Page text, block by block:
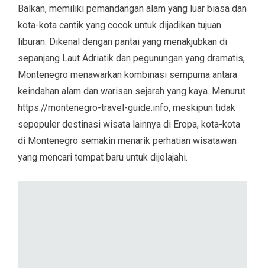
Balkan, memiliki pemandangan alam yang luar biasa dan
kota-kota cantik yang cocok untuk dijadikan tujuan
liburan. Dikenal dengan pantai yang menakjubkan di
sepanjang Laut Adriatik dan pegunungan yang dramatis,
Montenegro menawarkan kombinasi sempurna antara
keindahan alam dan warisan sejarah yang kaya. Menurut
https://montenegro-travel-guide.info, meskipun tidak
sepopuler destinasi wisata lainnya di Eropa, kota-kota
di Montenegro semakin menarik perhatian wisatawan
yang mencari tempat baru untuk dijelajahi.